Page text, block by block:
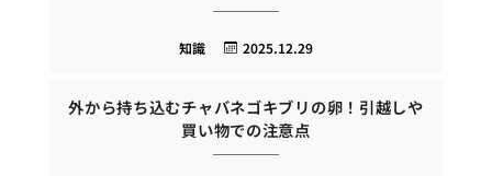
2025.12.29
知識
外から持ち込むチャバネゴキブリの卵！引越しや
買い物での注意点